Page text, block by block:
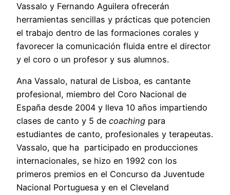
Vassalo y Fernando Aguilera ofrecerán
herramientas sencillas y prácticas que potencien
el trabajo dentro de las formaciones corales y
favorecer la comunicación fluida entre el director
y el coro o un profesor y sus alumnos.
Ana Vassalo, natural de Lisboa, es cantante
profesional, miembro del Coro Nacional de
España desde 2004 y lleva 10 años impartiendo
clases de canto y 5 de coaching para
estudiantes de canto, profesionales y terapeutas.
Vassalo, que ha participado en producciones
internacionales, se hizo en 1992 con los
primeros premios en el Concurso da Juventude
Nacional Portuguesa y en el Cleveland